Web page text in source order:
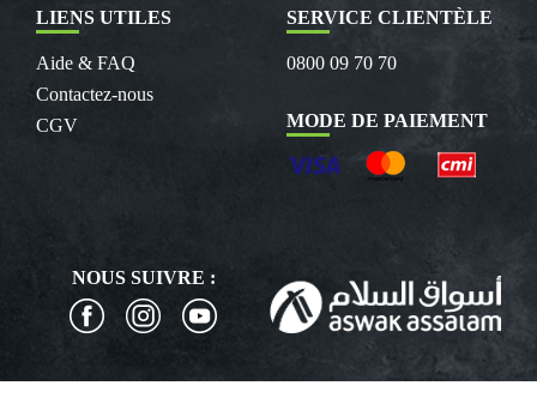
LIENS UTILES
Aide & FAQ
Contactez-nous
CGV
SERVICE CLIENTÈLE
0800 09 70 70
MODE DE PAIEMENT
NOUS SUIVRE :